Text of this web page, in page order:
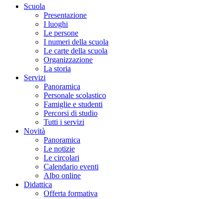
Scuola
Presentazione
I luoghi
Le persone
I numeri della scuola
Le carte della scuola
Organizzazione
La storia
Servizi
Panoramica
Personale scolastico
Famiglie e studenti
Percorsi di studio
Tutti i servizi
Novità
Panoramica
Le notizie
Le circolari
Calendario eventi
Albo online
Didattica
Offerta formativa